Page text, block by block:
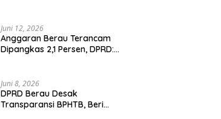
Juni 12, 2026
Anggaran Berau Terancam
Dipangkas 2,1 Persen, DPRD:
Juni 8, 2026
DPRD Berau Desak
Transparansi BPHTB, Beri